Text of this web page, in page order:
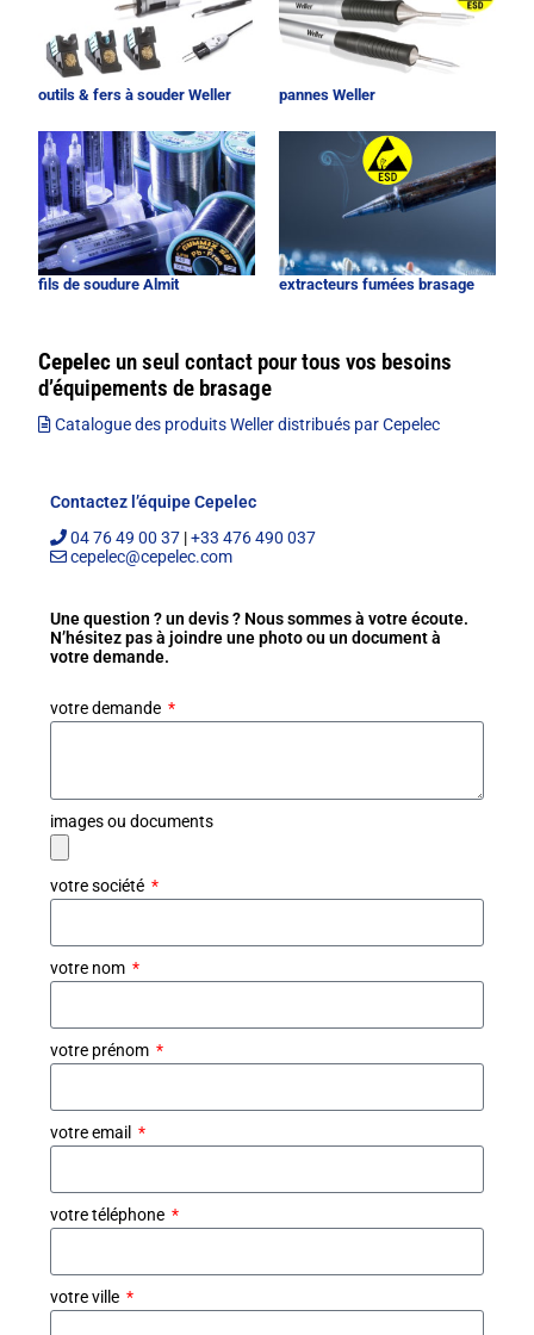
outils & fers à souder Weller pannes Weller
fils de soudure Almit extracteurs fumées brasage
Cepelec un seul contact pour tous vos besoins
d’équipements de brasage
Catalogue des produits Weller distribués par Cepelec
Contactez l’équipe Cepelec
04 76 49 00 37 |+33 476 490 037
cepelec@cepelec.com
Une question ? un devis ? Nous sommes à votre écoute.
N’hésitez pas à joindre une photo ou un document à
votre demande.
votre demande
images ou documents
votre société
votre nom
votre prénom
votre email
votre téléphone
votre ville